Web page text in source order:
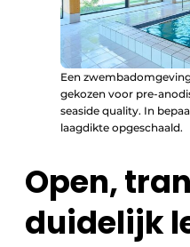
Een
gekozen voor pre-
seaside quality. In
laagdikte opgeschaald.
Open,
duidelijk